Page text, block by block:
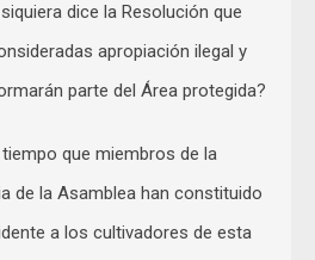
dice la Resolución que
apropiación ilegal y
parte del Área protegida?
que miembros de la
de la Asamblea han constituido
a los cultivadores de esta